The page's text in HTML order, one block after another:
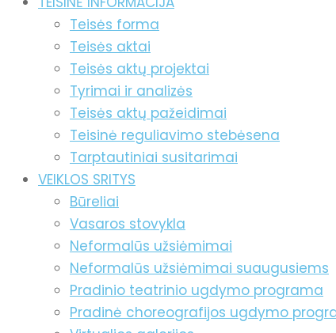
Teisės forma
Teisės aktai
Teisės aktų projektai
Tyrimai ir analizės
Teisės aktų pažeidimai
Teisinė reguliavimo stebėsena
Tarptautiniai susitarimai
VEIKLOS SRITYS
Būreliai
Vasaros stovykla
Neformalūs užsiėmimai
Neformalūs užsiėmimai suaugusiems
Pradinio teatrinio ugdymo programa
Pradinė choreografijos ugdymo